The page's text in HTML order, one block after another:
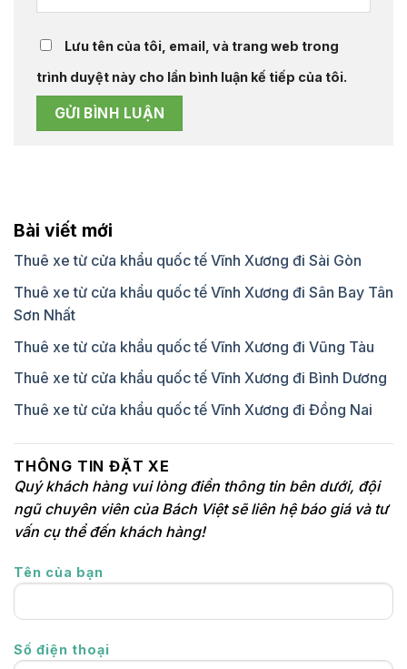
Lưu tên của tôi, email, và trang web trong
trình duyệt này cho lần bình luận kế tiếp của tôi.
Bài viết mới
Thuê xe từ cửa khẩu quốc tế Vĩnh Xương đi Sài Gòn
Thuê xe từ cửa khẩu quốc tế Vĩnh Xương đi Sân Bay Tân
Sơn Nhất
Thuê xe từ cửa khẩu quốc tế Vĩnh Xương đi Vũng Tàu
Thuê xe từ cửa khẩu quốc tế Vĩnh Xương đi Bình Dương
Thuê xe từ cửa khẩu quốc tế Vĩnh Xương đi Đồng Nai
THÔNG TIN ĐẶT XE
Quý khách hàng vui lòng điền thông tin bên dưới, đội
ngũ chuyên viên của Bách Việt sẽ liên hệ báo giá và tư
vấn cụ thể đến khách hàng!
Tên của bạn
Số điện thoại